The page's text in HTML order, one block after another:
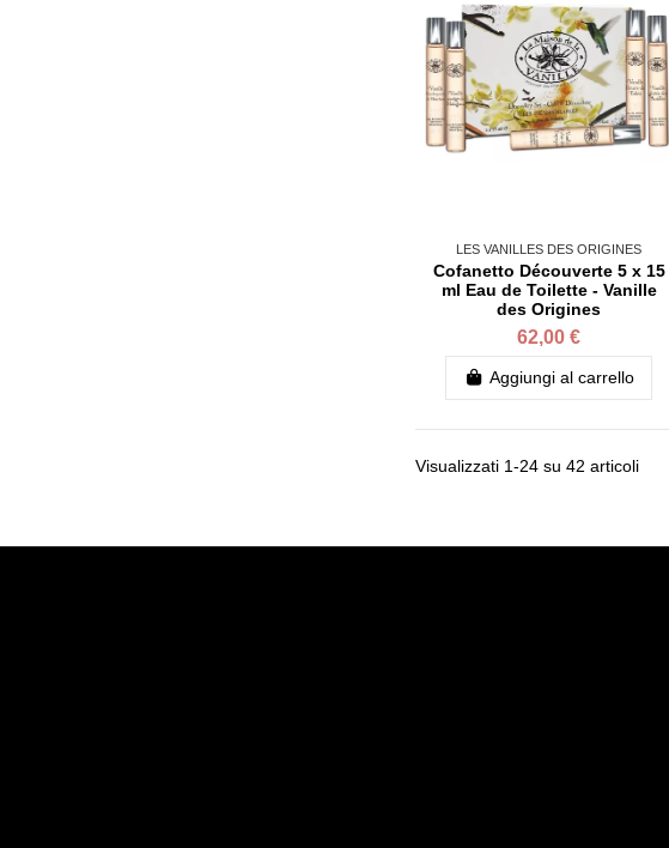
LES VANILLES DES ORIGINES
Cofanetto Découverte 5 x 15
ml Eau de Toilette - Vanille
des Origines
62,00 €
Aggiungi al carrello
Visualizzati 1-24 su 42 articoli